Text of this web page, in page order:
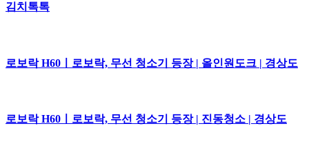
김치톡톡
로보락 H60ㅣ로보락, 무선 청소기 등장 | 올인원도크 | 경상도
로보락 H60ㅣ로보락, 무선 청소기 등장 | 진동청소 | 경상도